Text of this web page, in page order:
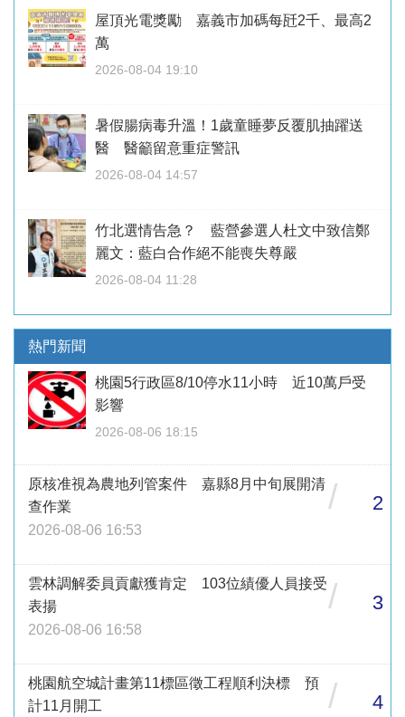
屋頂光電獎勵 嘉義市加碼每瓩2千、最高2
萬
2026-08-04 19:10
暑假腸病毒升溫！1歲童睡夢反覆肌抽躍送
醫 醫籲留意重症警訊
2026-08-04 14:57
竹北選情告急？ 藍營參選人杜文中致信鄭
麗文：藍白合作絕不能喪失尊嚴
2026-08-04 11:28
熱門新聞
桃園5行政區8/10停水11小時 近10萬戶受
影響
2026-08-06 18:15
原核准視為農地列管案件 嘉縣8月中旬展開清
查作業
2026-08-06 16:53
/ 2
雲林調解委員貢獻獲肯定 103位績優人員接受
表揚
2026-08-06 16:58
/ 3
桃園航空城計畫第11標區徵工程順利決標 預
計11月開工
/ 4